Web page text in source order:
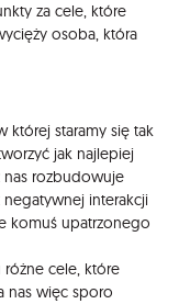
za cele, które
osoba, która
której staramy się tak
jak najlepiej
nas rozbudowuje
interakcji
komuś upatrzonego
cele, które
nas więc sporo